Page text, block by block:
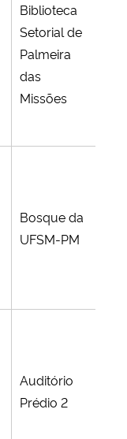
Biblioteca
Setorial de
Palmeira
das
Missões
Bosque da
UFSM-PM
Auditório
Prédio 2